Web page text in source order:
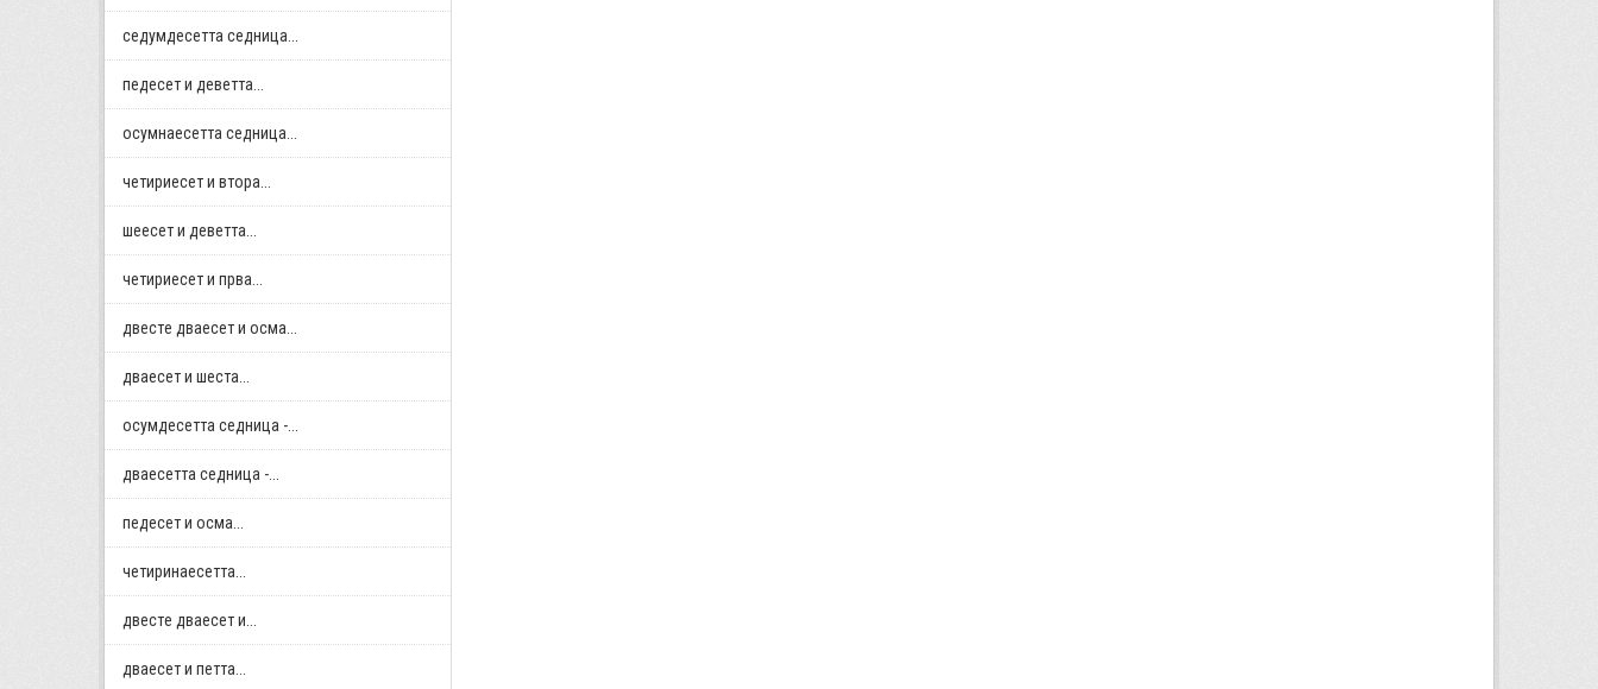
седумдесетта седница...
педесет и деветта...
осумнaесетта седница...
четириесет и втора...
шеесет и деветта...
четириесет и прва...
двестe дваесет и осма...
дваесет и шеста...
осумдесетта седница -...
дваесетта седница -...
педесет и осма...
четиринаесетта...
двестe дваесет и...
дваесет и петта...